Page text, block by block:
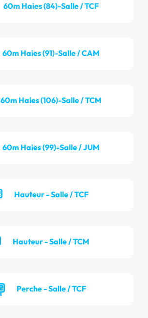
60m Haies (84)-Salle / TCF
60m Haies (91)-Salle / CAM
60m Haies (106)-Salle / TCM
60m Haies (99)-Salle / JUM
Hauteur - Salle / TCF
Hauteur - Salle / TCM
Perche - Salle / TCF